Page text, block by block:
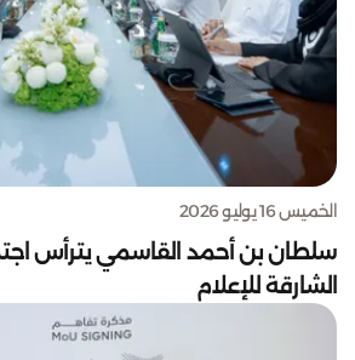
الخميس 16 يوليو 2026
سلطان بن أحمد القاسمي يترأس
الشارقة للإعلام